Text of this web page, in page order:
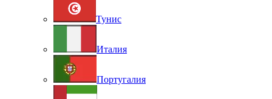
Тунис
Италия
Португалия